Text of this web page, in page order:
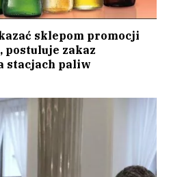
sklepom promocji
postuluje zakaz
stacjach paliw